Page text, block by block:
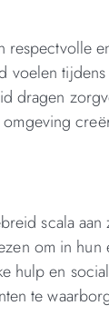
respectvolle
dragen
scala
om in
en
te